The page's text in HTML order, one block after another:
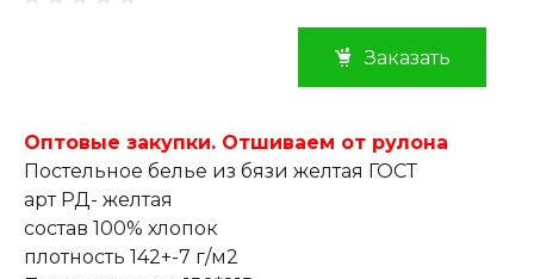
Заказать
Оптовые закупки. Отшиваем от рулона
Постельное белье из бязи желтая ГОСТ
арт РД- желтая
состав 100% хлопок
плотность 142+-7 г/м2